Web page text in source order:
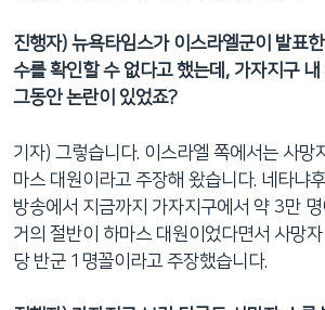
진행자) 뉴욕타임스가 이스라엘군이 발표
수를 확인할 수 없다고 했는데, 가자지구
그동안 논란이 있었죠?
기자) 그렇습니다. 이스라엘 쪽에서는 사망
마스 대원이라고 주장해 왔습니다. 네타냐
방송에서 지금까지 가자지구에서 약 3만 명
거의 절반이 하마스 대원이었다면서 사망
당 반군 1명꼴이라고 주장했습니다.